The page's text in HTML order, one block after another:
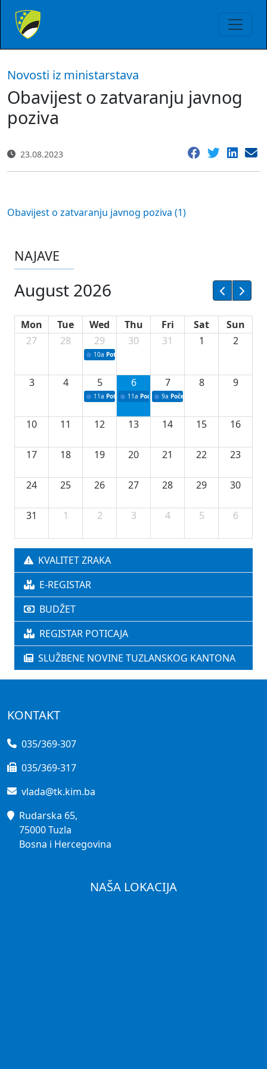
Novosti iz ministarstava
Obavijest o zatvaranju javnog
poziva
23.08.2023
Obavijest o zatvaranju javnog poziva (1)
NAJAVE
August 2026
Mon Tue Wed Thu Fri Sat
Sun
27
28 29
10a Potpisivanje ugovora sa neprofitnim
30 31 1 2
3 4 5
11a Potpisivanje ugovora o stipendijama za
6
11a Podrška razvoju vodne infrastrukture u
7
9a Početak izgradnje nove
8 9
10 11 12 13 14 15 16
17 18 19 20 21 22 23
24 25 26 27 28 29 30
31 1 2 3 4 5 6
KVALITET ZRAKA
E-REGISTAR
BUDŽET
REGISTAR POTICAJA
SLUŽBENE NOVINE TUZLANSKOG KANTONA
KONTAKT
035/369-307
035/369-317
vlada@tk.kim.ba
Rudarska 65,
75000 Tuzla
Bosna i Hercegovina
NAŠA LOKACIJA